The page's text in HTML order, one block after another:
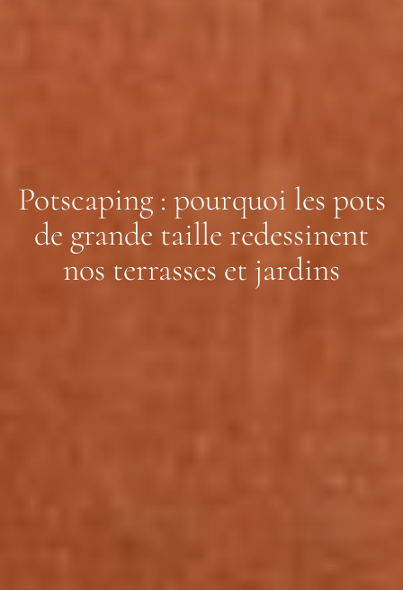
Potscaping : pourquoi les pots
de grande taille redessinent
nos terrasses et jardins